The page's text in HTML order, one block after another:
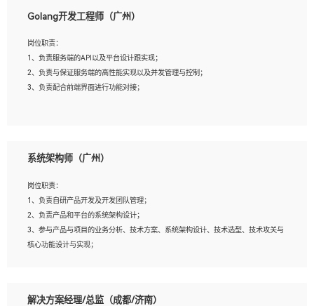
2、熟悉PostgreSQL、redis、MongoDB、ElasticSearch等开源数据库运维管理，拥
3、熟悉Oracle、MySQL、SQLServer中一种或多种优先。
4、熟悉Hadoop、HBASE、Spark等大数据平台优先。
5、熟悉linux或任意一种unix操作系统，如有较强操作系统侧工作经验者优先。
6、具备丰富的项目实施经验，较强的自我学习能力。
Golang开发工程师（广州）
岗位职责：
1、负责服务端的API以及平台设计跟实现；
2、负责与保证服务端的高性能实现以及并发管理与控制；
3、负责配合前端界面进行功能对接；
2、1年以上Golang开发工作经验，能独立完成相应项目开发；
与实现，熟悉常用开源框架及设计模式；
4、熟悉Golang、连接池、消息队列等组件使用、熟悉后端开发、测试、调试流程跟
工具使用；
5、对技术有激情，喜欢钻研，能快速接受和掌握新技术，学习能力和工作责任心
强，良好的沟通表达能力和团队协作能力。
系统架构师（广州）
岗位职责：
1、负责自研产品开发及开发团队管理；
2、负责产品和平台的系统架构设计；
3、参与产品与项目的业务分析、技术方案、系统架构设计、技术选型、技术攻关与
核心功能设计与实现；
解决方案经理/总监（成都/济南）